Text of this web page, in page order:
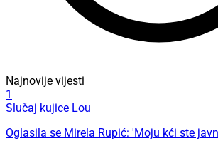
Najnovije vijesti
1
Slučaj kujice Lou
Oglasila se Mirela Rupić: 'Moju kći ste